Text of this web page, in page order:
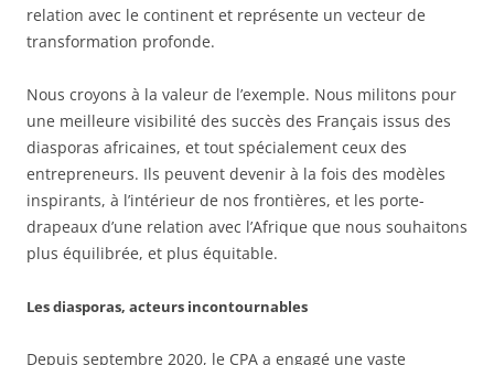
relation avec le continent et représente un vecteur de
transformation profonde.
Nous croyons à la valeur de l’exemple. Nous militons pour
une meilleure visibilité des succès des Français issus des
diasporas africaines, et tout spécialement ceux des
entrepreneurs. Ils peuvent devenir à la fois des modèles
inspirants, à l’intérieur de nos frontières, et les porte-
drapeaux d’une relation avec l’Afrique que nous souhaitons
plus équilibrée, et plus équitable.
Les diasporas, acteurs incontournables
Depuis septembre 2020, le CPA a engagé une vaste